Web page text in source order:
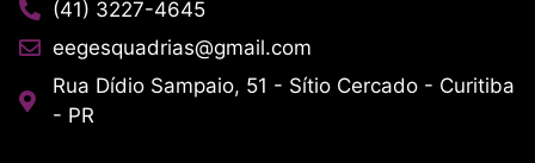
(41) 3227-4645
eegesquadrias@gmail.com
Rua Dídio Sampaio, 51 - Sítio Cercado - Curitiba
- PR